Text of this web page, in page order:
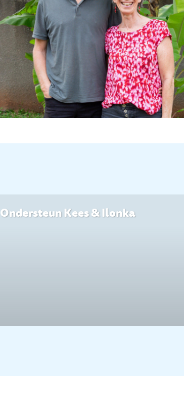
Ondersteun Kees & Ilonka